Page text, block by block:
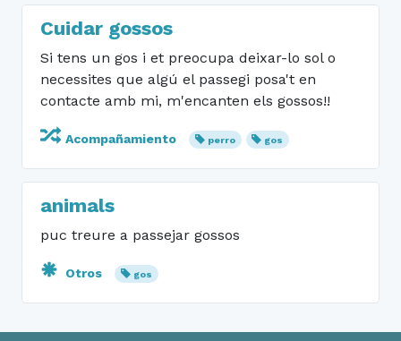
Cuidar gossos
Si tens un gos i et preocupa deixar-lo sol o
necessites que algú el passegi posa't en
contacte amb mi, m'encanten els gossos!!
Acompañamiento perro gos
animals
puc treure a passejar gossos
Otros gos